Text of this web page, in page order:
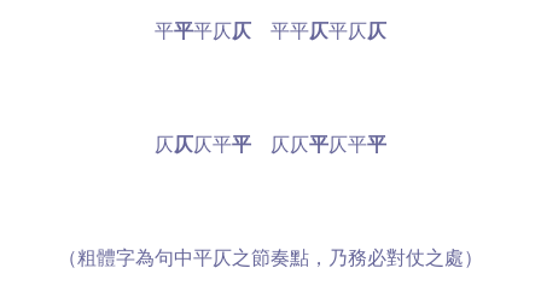
平平平仄仄 平平仄平仄仄
仄仄仄平平 仄仄平仄平平
（粗體字為句中平仄之節奏點，乃務必對仗之處）